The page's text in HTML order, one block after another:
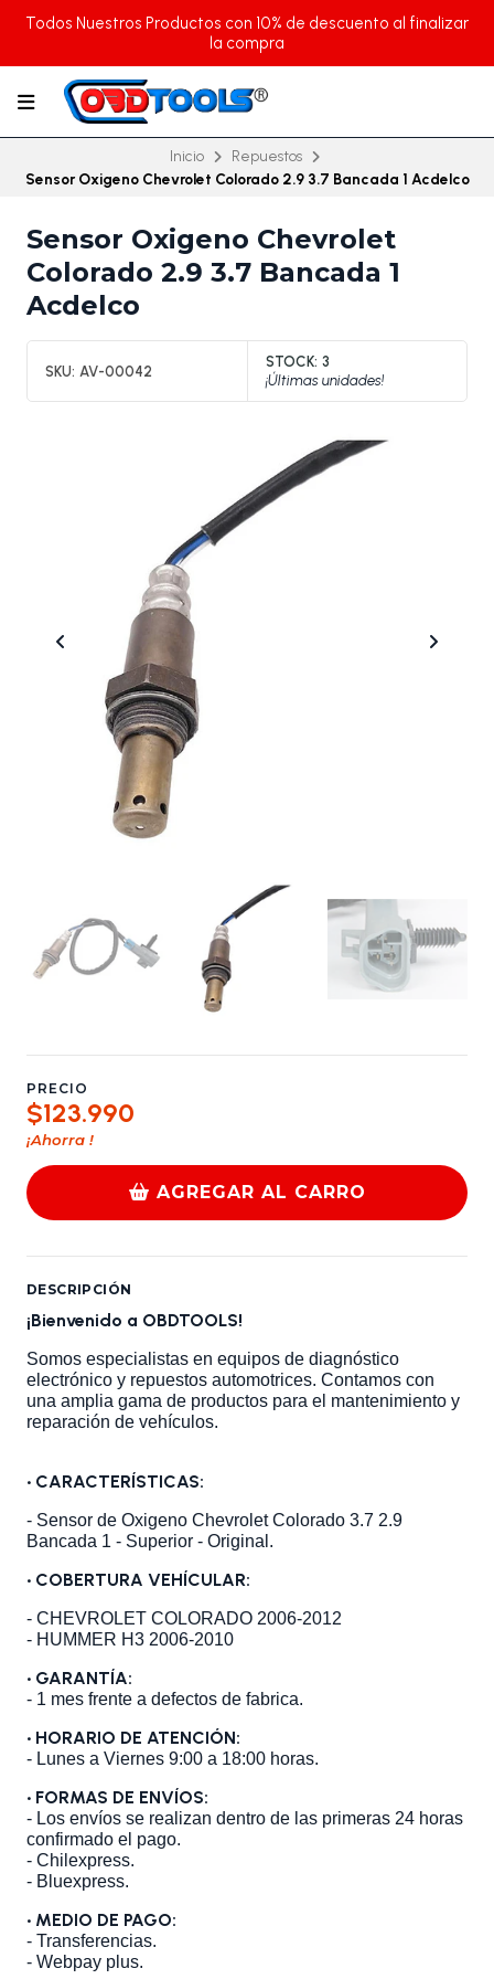
Todos Nuestros Productos con 10% de descuento al finalizar
la compra
Inicio
Repuestos
Sensor Oxigeno Chevrolet Colorado 2.9 3.7 Bancada 1 Acdelco
Sensor Oxigeno Chevrolet
Colorado 2.9 3.7 Bancada 1
Acdelco
SKU: AV-00042
STOCK: 3
¡Últimas unidades!
PRECIO
$123.990
¡Ahorra !
AGREGAR AL CARRO
DESCRIPCIÓN
¡Bienvenido a OBDTOOLS!
Somos especialistas en equipos de diagnóstico
electrónico y repuestos automotrices. Contamos con
una amplia gama de productos para el mantenimiento y
reparación de vehículos.
• CARACTERÍSTICAS:
- Sensor de Oxigeno Chevrolet Colorado 3.7 2.9
Bancada 1 - Superior - Original.
• COBERTURA VEHÍCULAR:
- CHEVROLET COLORADO 2006-2012
- HUMMER H3 2006-2010
• GARANTÍA:
- 1 mes frente a defectos de fabrica.
• HORARIO DE ATENCIÓN:
- Lunes a Viernes 9:00 a 18:00 horas.
• FORMAS DE ENVÍOS:
- Los envíos se realizan dentro de las primeras 24 horas
confirmado el pago.
- Chilexpress.
- Bluexpress.
• MEDIO DE PAGO:
- Transferencias.
- Webpay plus.